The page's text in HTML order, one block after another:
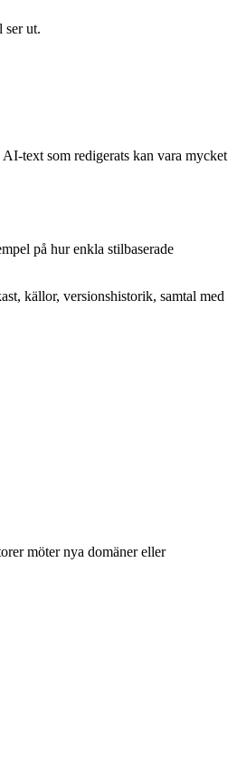
ser ut.
text som redigerats kan vara mycket
på hur enkla stilbaserade
källor, versionshistorik, samtal med
möter nya domäner eller